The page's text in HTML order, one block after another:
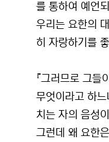
를 통하여 예언
우리는 요한의
히 자랑하기를
『그러므로 그
무엇이라고 하
치는 자의 음성
그런데 왜 요한